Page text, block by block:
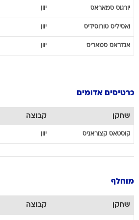
יורגוס סמאראס יוון
ואסיליס טורוסידיס יוון
אנדראס סמאריס יוון
כרטיסים אדומים
שחקן קבוצה
קוסטאס קצוראניס יוון
מוחלף
שחקן קבוצה